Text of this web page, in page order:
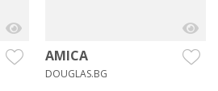
AMICA
DOUGLAS.BG